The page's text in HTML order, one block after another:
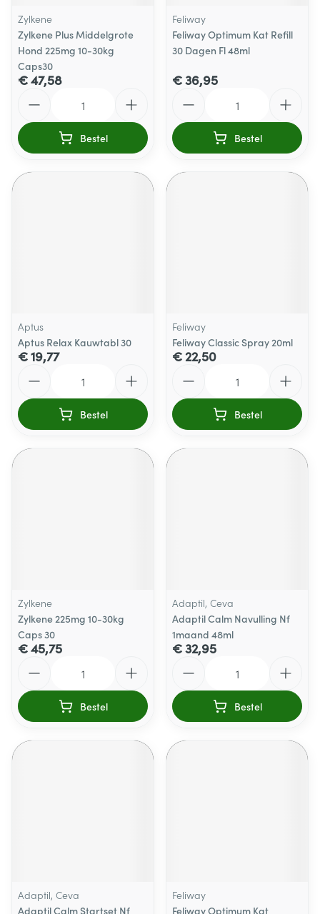
Zylkene
Zylkene Plus Middelgrote
Hond 225mg 10-30kg
Caps30
€ 47,58
Bestel
Feliway
Feliway Optimum Kat Refill
30 Dagen Fl 48ml
€ 36,95
Bestel
Aptus
Aptus Relax Kauwtabl 30
€ 19,77
Bestel
Feliway
Feliway Classic Spray 20ml
€ 22,50
Bestel
Zylkene
Zylkene 225mg 10-30kg
Caps 30
€ 45,75
Bestel
Adaptil, Ceva
Adaptil Calm Navulling Nf
1maand 48ml
€ 32,95
Bestel
Adaptil, Ceva
Adaptil Calm Startset Nf
Feliway
Feliway Optimum Kat